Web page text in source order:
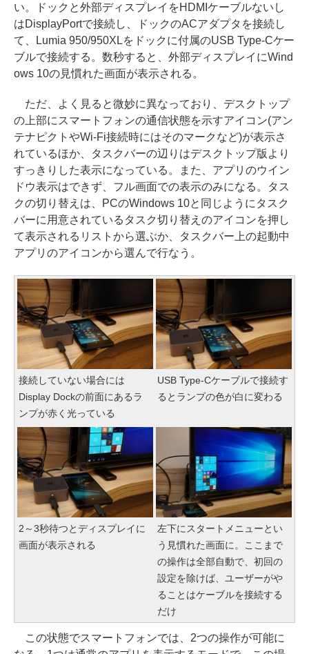
い。ドックと外部ディスプレイをHDMIケーブルないし
はDisplayPortで接続し、ドックのACアダプタを接続し
て、Lumia 950/950XLをドックに付属のUSB Type-Cケー
ブルで接続する。数秒すると、外部ディスプレイにWind
ows 10の見慣れた画面が表示される。
ただ、よく見ると微妙に異なっており、デスクトップ
の上部にスマートフォンの通信状態を示すアイコン(アン
テナピクトやWi-Fi接続時にはそのマークなど)が表示さ
れているほか、タスクバーの辺りはデスクトップ版より
すっきりした表示になっている。また、アプリのウイン
ドウ表示はできず、フル画面での表示のみになる。タス
クの切り替えは、PCのWindows 10と同じようにタスク
バーに用意されているタスク切り替えのアイコンを押し
て表示されるリストから選ぶか、タスクバー上の起動中
アプリのアイコンから選んで行なう。
接続していない場合には
Display Dockの前面にあるラ
ンプが赤く光っている
USB Type-Cケーブルで接続す
るとランプの色が白に変わる
2～3秒待つとディスプレイに
画面が表示される
左下にスタートメニューとい
う見慣れた画面に。ここまで
の操作は全部自動で、初回の
設定を除けば、ユーザーがや
ることはケーブルを接続する
だけ
この状態でスマートフォンでは、2つの操作が可能に